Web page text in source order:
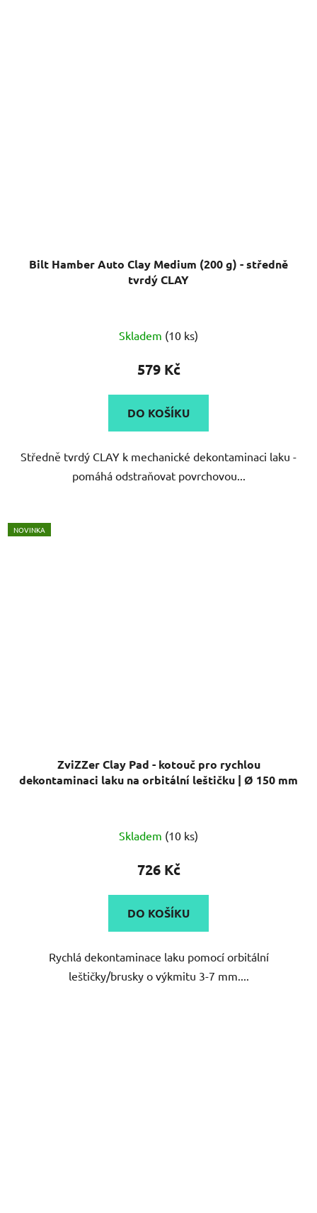
Bilt Hamber Auto Clay Medium (200 g) - středně
tvrdý CLAY
hodnocení
produktu
5,0
z
hvězdiček.
Skladem (10 ks)
579 Kč
DO KOŠÍKU
Středně tvrdý CLAY k mechanické dekontaminaci laku -
pomáhá odstraňovat povrchovou...
NOVINKA
ZviZZer Clay Pad - kotouč pro rychlou
dekontaminaci laku na orbitální leštičku | Ø 150 mm
Skladem (10 ks)
726 Kč
DO KOŠÍKU
Rychlá dekontaminace laku pomocí orbitální
leštičky/brusky o výkmitu 3-7 mm....